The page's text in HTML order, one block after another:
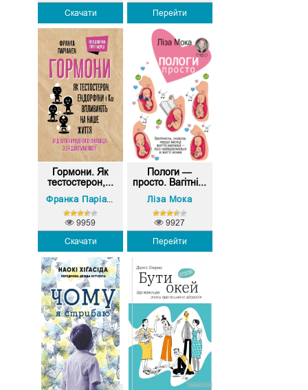
Скачати Перейти
Гормони. Як
тестостерон,...
Франка Паріанен
Скачати
9959
Пологи —
просто. Вагітні...
Ліза Мока
Перейти
9927